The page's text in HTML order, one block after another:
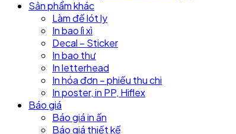
Sản phẩm khác
Làm đế lót ly
In bao lì xì
Decal – Sticker
In bao thư
In letterhead
In hóa đơn – phiếu thu chi
In poster, in PP, Hiflex
Báo giá
Báo giá in ấn
Báo giá thiết kế